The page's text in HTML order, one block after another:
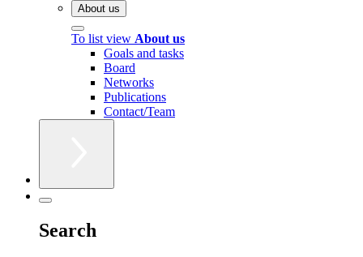
About us
To list view About us
Goals and tasks
Board
Networks
Publications
Contact/Team
Search